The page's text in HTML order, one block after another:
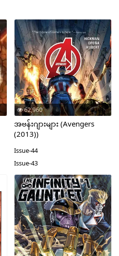
62,960
အဗန်းဂျားများ (Avengers
(2013))
Issue-44
Issue-43